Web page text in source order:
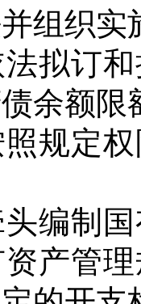
组织
订和
余额
定权
制国
产管